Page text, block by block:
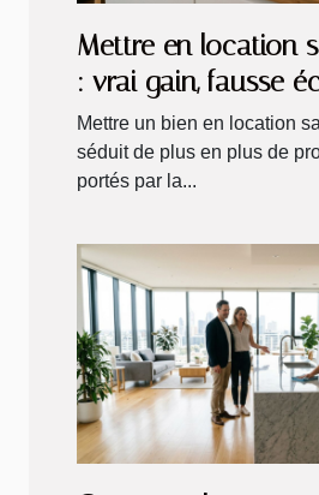
Mettre en location
: vrai gain, fausse
Mettre un bien en location
séduit de plus en plus de
portés par la...